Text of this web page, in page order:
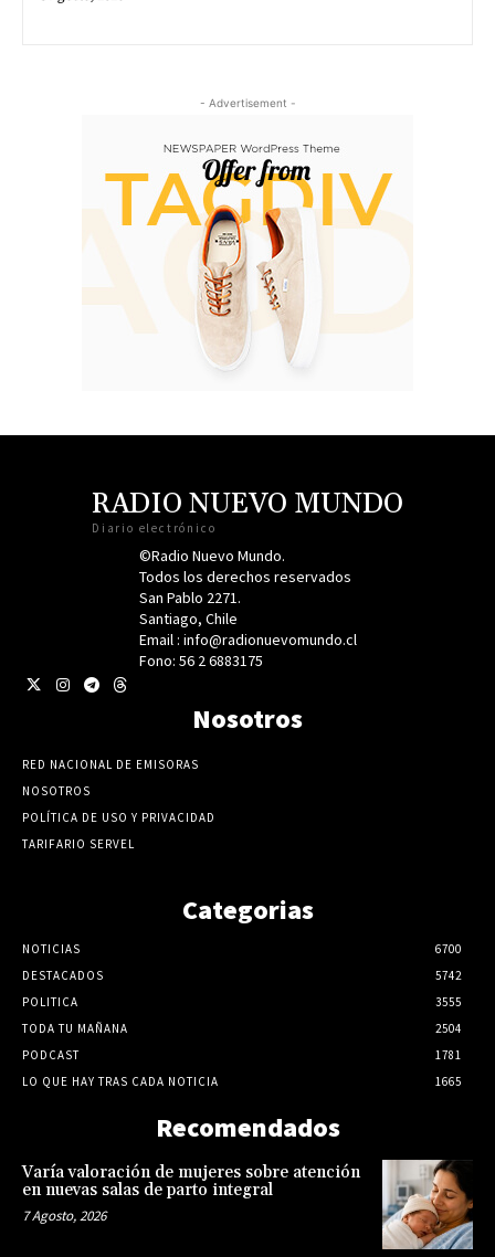
- Advertisement -
RADIO NUEVO MUNDO
Diario electrónico
©Radio Nuevo Mundo.
Todos los derechos reservados
San Pablo 2271.
Santiago, Chile
Email : info@radionuevomundo.cl
Fono: 56 2 6883175
Nosotros
RED NACIONAL DE EMISORAS
NOSOTROS
POLÍTICA DE USO Y PRIVACIDAD
TARIFARIO SERVEL
Categorias
NOTICIAS
6700
DESTACADOS
5742
POLITICA
3555
TODA TU MAÑANA
2504
PODCAST
1781
LO QUE HAY TRAS CADA NOTICIA
1665
Recomendados
Varía valoración de mujeres sobre atención
en nuevas salas de parto integral
7 Agosto, 2026